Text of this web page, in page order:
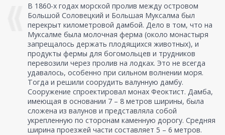
В 1860-х годах морской пролив между островом
Большой Соловецкий и Большая Муксалма был
перекрыт километровой дамбой. Дело в том, что на
Муксалме была молочная ферма (около монастыря
запрещалось держать плодящихся животных), и
продукты фермы для богомольцев и трудников
перевозили через пролив на лодках. Это не всегда
удавалось, особенно при сильном волнении моря.
Тогда и решили соорудить валунную дамбу.
Сооружение спроектировал монах Феоктист. Дамба,
имеющая в основании 7 – 8 метров ширины, была
сложена из валунов и представляла собой
укрепленную по сторонам каменную дорогу. Средняя
ширина проезжей части составляет 5 – 6 метров.